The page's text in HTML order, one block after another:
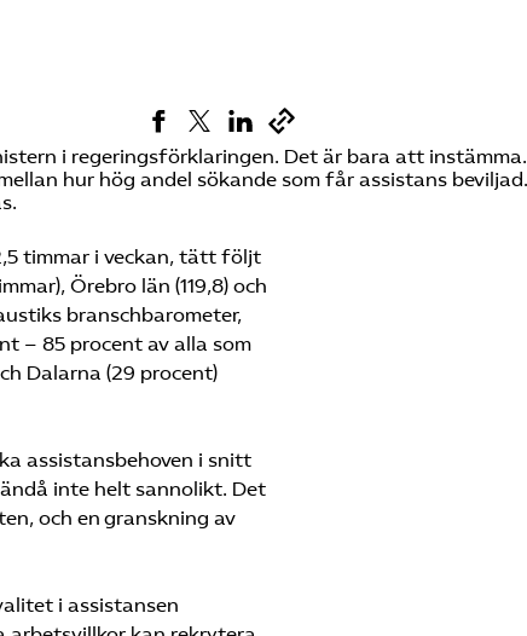
Press
In English
i regeringsförklaringen. Det är bara att instämma.
hur hög andel sökande som får assistans
timmar i veckan, tätt följt
Örebro län (119,8) och
branschbarometer,
– 85 procent av alla som
Dalarna (29 procent)
assistansbehoven i snitt
inte helt sannolikt. Det
och en granskning av
i assistansen